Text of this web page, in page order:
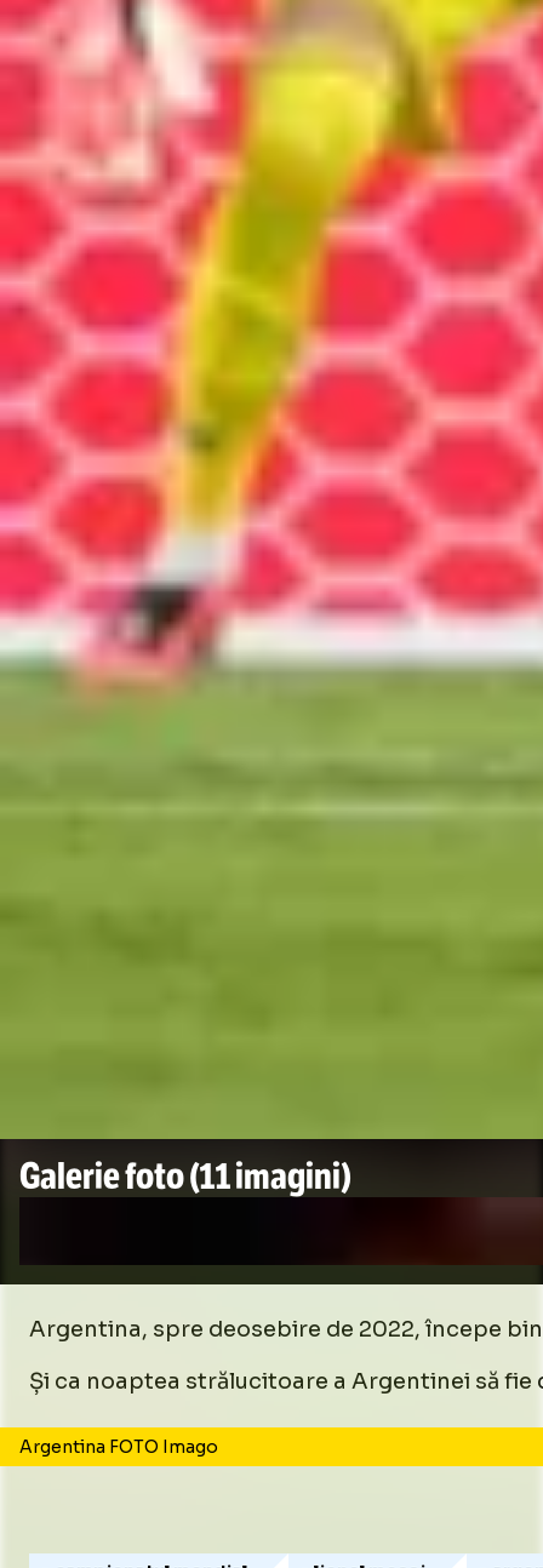
Galerie foto(11 imagini)
Argentina, spre deosebire de 2022, începe
Și ca noaptea strălucitoare a Argentinei să
Argentina FOTO Imago
Foto1/11:Argentina - Algeria FOTO Imago